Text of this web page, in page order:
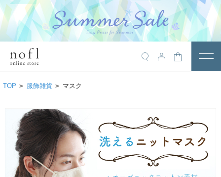
￥10,800税込以上で送料無料
アウター
ワンピース
サロペット
パンツ
TOP > 服飾雑貨 > マスク